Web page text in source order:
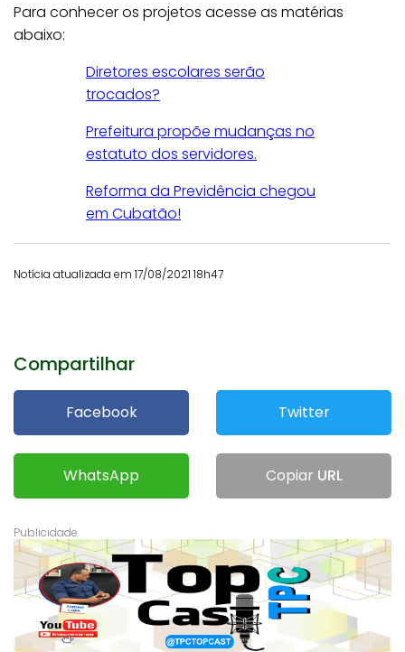
Para conhecer os projetos acesse as matérias
abaixo:
Diretores escolares serão
trocados?
Prefeitura propõe mudanças no
estatuto dos servidores.
Reforma da Previdência chegou
em Cubatão!
Notícia atualizada em 17/08/2021 18h47
Compartilhar
Facebook Twitter
WhatsApp Copiar URL